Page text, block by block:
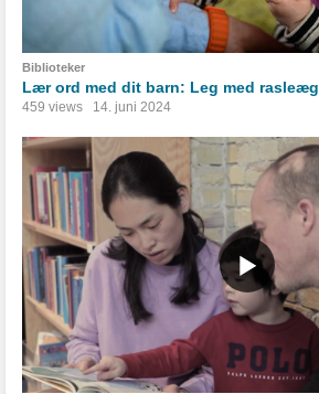
Biblioteker
Lær ord med dit barn: Leg med rasleæg
459 views 14. juni 2024